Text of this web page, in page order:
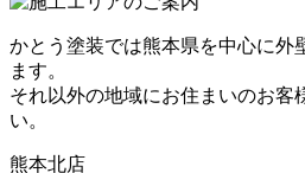
かとう塗装では熊本県を中心に外
ます。
それ以外の地域にお住まいのお客
い。
熊本北店